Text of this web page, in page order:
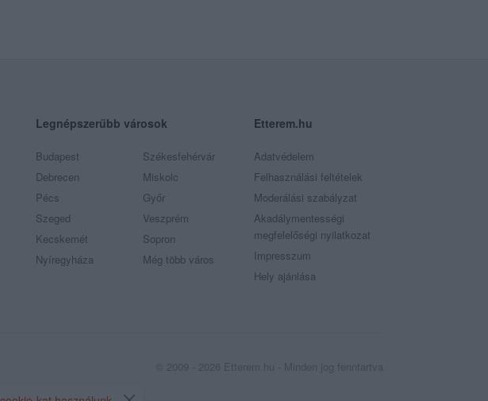
Legnépszerűbb városok
Budapest
Debrecen
Pécs
Szeged
Kecskemét
Nyíregyháza
Székesfehérvár
Miskolc
Győr
Veszprém
Sopron
Még több város
Etterem.hu
Adatvédelem
Felhasználási feltételek
Moderálási szabályzat
Akadálymentességi
megfelelőségi nyilatkozat
Impresszum
Hely ajánlása